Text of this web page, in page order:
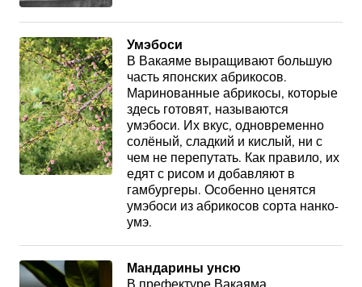
Умэбоси
В Вакаяме выращивают большую
часть японских абрикосов.
Маринованные абрикосы, которые
здесь готовят, называются
умэбоси. Их вкус, одновременно
солёный, сладкий и кислый, ни с
чем не перепутать. Как правило, их
едят с рисом и добавляют в
гамбургеры. Особенно ценятся
умэбоси из абрикосов сорта нанко-
умэ.
Мандарины унсю